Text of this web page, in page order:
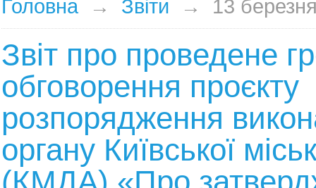
Головна→ Звіти → 13
Звіт про проведене
обговорення проєкту
розпорядження
органу Київської
(КМДА) «Про